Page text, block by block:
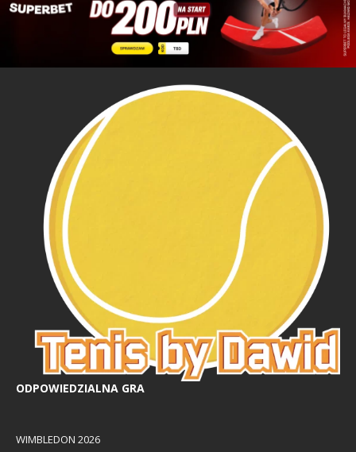
ODPOWIEDZIALNA GRA
WIMBLEDON 2026